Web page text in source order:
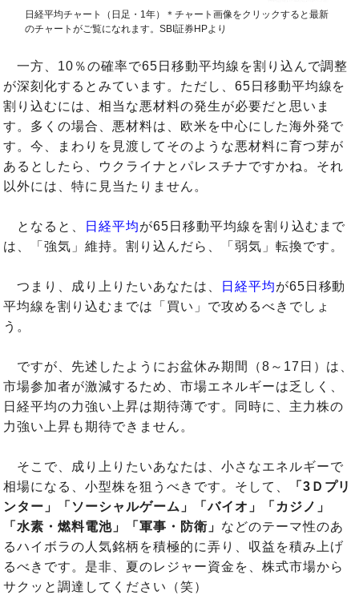
日経平均チャート（日足・1年）＊チャート画像をクリックすると最新
のチャートがご覧になれます。SBI証券HPより
一方、10％の確率で65日移動平均線を割り込んで調整
が深刻化するとみています。ただし、65日移動平均線を
割り込むには、相当な悪材料の発生が必要だと思いま
す。多くの場合、悪材料は、欧米を中心にした海外発で
す。今、まわりを見渡してそのような悪材料に育つ芽が
あるとしたら、ウクライナとパレスチナですかね。それ
以外には、特に見当たりません。
となると、 日経平均が65日移動平均線を割り込むまで
は、「強気」維持。割り込んだら、「弱気」転換です。
つまり、成り上りたいあなたは、 日経平均が65日移動
平均線を割り込むまでは「買い」で攻めるべきでしょ
う。
ですが、先述したようにお盆休み期間（8～17日）は、
市場参加者が激減するため、市場エネルギーは乏しく、
日経平均の力強い上昇は期待薄です。同時に、主力株の
力強い上昇も期待できません。
そこで、成り上りたいあなたは、小さなエネルギーで
相場になる、小型株を狙うべきです。そして、
「3Ｄプリ
ンター」「ソーシャルゲーム」「バイオ」「カジノ」
「水素・燃料電池」「軍事・防衛」 などのテーマ性のあ
るハイボラの人気銘柄を積極的に弄り、収益を積み上げ
るべきです。是非、夏のレジャー資金を、株式市場から
サクッと調達してください（笑）